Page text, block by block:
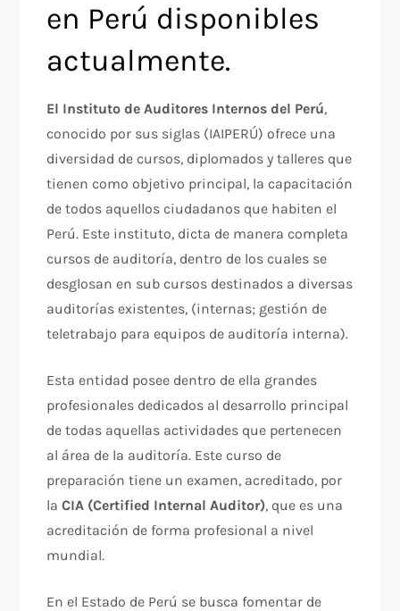
en Perú disponibles
actualmente.
El Instituto de Auditores Internos del Perú,
conocido por sus siglas (IAIPERÚ) ofrece una
diversidad de cursos, diplomados y talleres que
tienen como objetivo principal, la capacitación
de todos aquellos ciudadanos que habiten el
Perú. Este instituto, dicta de manera completa
cursos de auditoría, dentro de los cuales se
desglosan en sub cursos destinados a diversas
auditorías existentes, (internas; gestión de
teletrabajo para equipos de auditoría interna).
Esta entidad posee dentro de ella grandes
profesionales dedicados al desarrollo principal
de todas aquellas actividades que pertenecen
al área de la auditoría. Este curso de
preparación tiene un examen, acreditado, por
laCIA (Certified Internal Auditor), que es una
acreditación de forma profesional a nivel
mundial.
En el Estado de Perú se busca fomentar de